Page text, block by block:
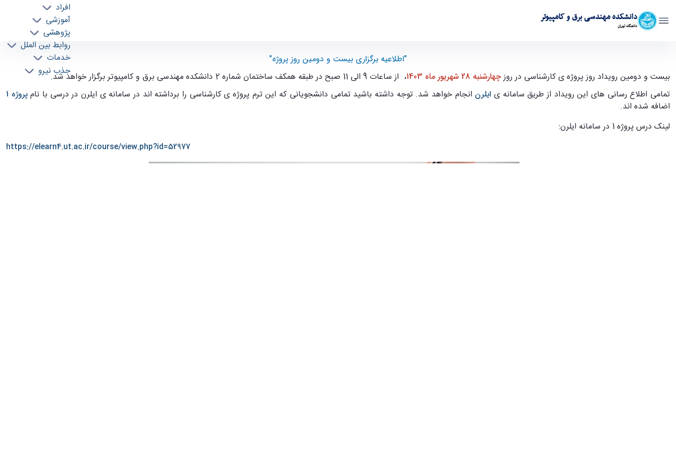
دانشکده مهندسی برق و کامپیوتر
دانشگاه تهران
افراد
آموزشی
پژوهشی
روابط بین الملل
خدمات
جذب نیرو
"اطلاعیه برگزاری بیست و دومین روز پروژه"
بیست و دومین رویداد روز پروژه ی کارشناسی در روزچهارشنبه 28 شهریور ماه 1403
، از ساعات 9 الی 11 صبح در طبقه همکف ساختمان شماره 2 دانشکده مهندسی برق و کامپیوتر برگزار خواهد شد.
تمامی اطلاع رسانی های این رویداد از طریق سامانه ی ایلرن انجام خواهد شد. توجه داشته باشید تمامی دانشجویانی که این ترم پروژه ی کارشناسی را برداشته اند در سامانه ی ایلرن در درسی با نامپروژه 1
اضافه شده اند.
لینک درس پروژه 1 در سامانه ایلرن:
https://elearn4.ut.ac.ir/course/view.php?id=52977